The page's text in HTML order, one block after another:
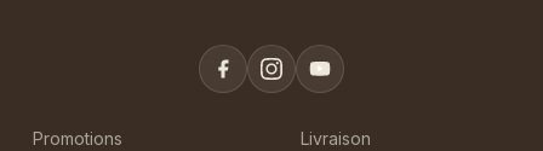
Promotions
Livraison